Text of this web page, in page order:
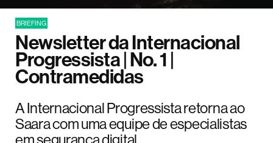
BRIEFING
Newsletter da Internacional
Progressista | No. 1 |
Contramedidas
A Internacional Progressista retorna ao
Saara com uma equipe de especialistas
em segurança digital.